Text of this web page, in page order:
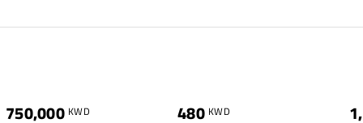
750,000 KWD 480 KWD